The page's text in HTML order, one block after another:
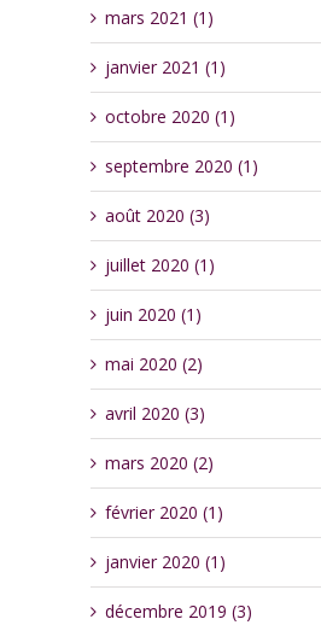
mars 2021 (1)
janvier 2021 (1)
octobre 2020 (1)
septembre 2020 (1)
août 2020 (3)
juillet 2020 (1)
juin 2020 (1)
mai 2020 (2)
avril 2020 (3)
mars 2020 (2)
février 2020 (1)
janvier 2020 (1)
décembre 2019 (3)